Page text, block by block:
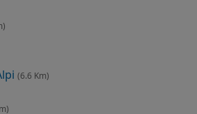
(6.6 Km)